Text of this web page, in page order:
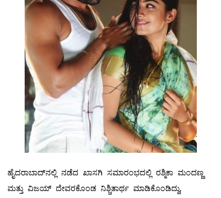
ಹೈದರಾಬಾದ್‌ನಲ್ಲಿ ನಡೆದ ಖಾಸಗಿ ಸಮಾರಂಭದಲ್ಲಿ ರಶ್ಮಿಕಾ ಮಂದಣ್ಣ
ಮತ್ತು ವಿಜಯ್ ದೇವರಕೊಂಡ ನಿಶ್ಚಿತಾರ್ಥ ಮಾಡಿಕೊಂಡಿದ್ದು,